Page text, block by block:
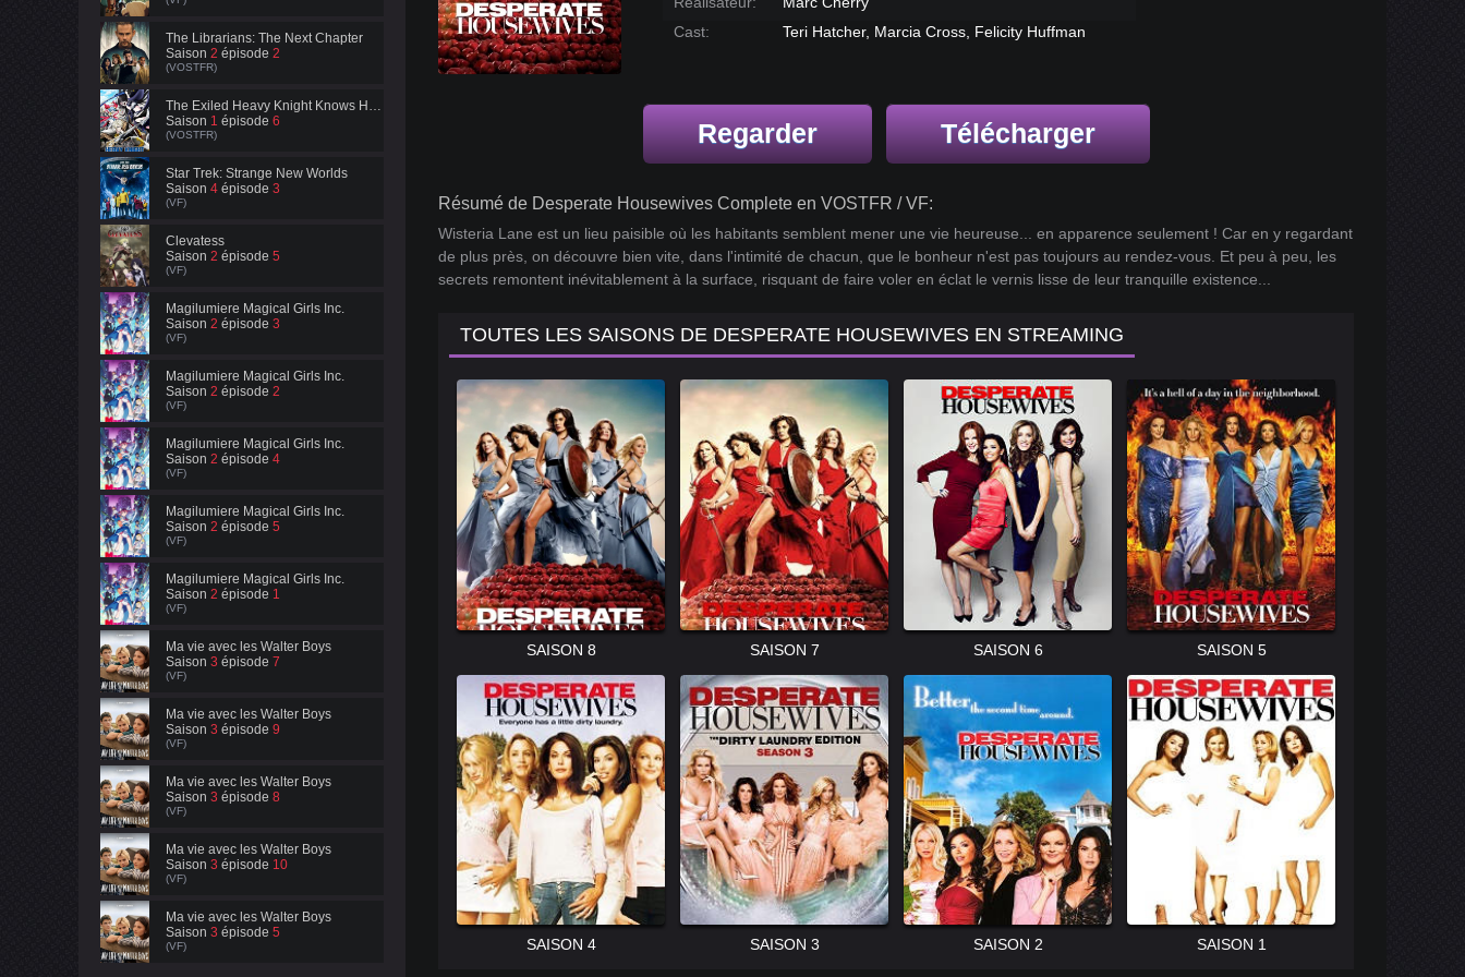
The Librarians: The Next Chapter
Saison 2 épisode 2
(VOSTFR)
The Exiled Heavy Knight Knows How to Game the System
Saison 1 épisode 6
(VOSTFR)
Star Trek: Strange New Worlds
Saison 4 épisode 3
(VF)
Clevatess
Saison 2 épisode 5
(VF)
Magilumiere Magical Girls Inc.
Saison 2 épisode 3
(VF)
Magilumiere Magical Girls Inc.
Saison 2 épisode 2
(VF)
Magilumiere Magical Girls Inc.
Saison 2 épisode 4
(VF)
Magilumiere Magical Girls Inc.
Saison 2 épisode 5
(VF)
Magilumiere Magical Girls Inc.
Saison 2 épisode 1
(VF)
Ma vie avec les Walter Boys
Saison 3 épisode 7
(VF)
Ma vie avec les Walter Boys
Saison 3 épisode 9
(VF)
Ma vie avec les Walter Boys
Saison 3 épisode 8
(VF)
Ma vie avec les Walter Boys
Saison 3 épisode 10
(VF)
Ma vie avec les Walter Boys
Saison 3 épisode 5
(VF)
Cast:
Teri Hatcher, Marcia Cross, Felicity Huffman
Regarder Télécharger
Résumé de Desperate Housewives Complete en VOSTFR / VF:
Wisteria Lane est un lieu paisible où les habitants semblent mener une vie heureuse... en apparence seulement ! Car en y regardant
de plus près, on découvre bien vite, dans l'intimité de chacun, que le bonheur n'est pas toujours au rendez-vous. Et peu à peu, les
secrets remontent inévitablement à la surface, risquant de faire voler en éclat le vernis lisse de leur tranquille existence...
TOUTES LES SAISONS DE DESPERATE HOUSEWIVES EN STREAMING
SAISON 8 SAISON 7 SAISON 6 SAISON 5
SAISON 4 SAISON 3 SAISON 2 SAISON 1